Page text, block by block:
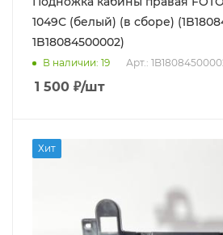
1049С (белый) (в сборе)
1B18084500002)
В наличии: 19 Арт.:
1 500 ₽/шт
Хит